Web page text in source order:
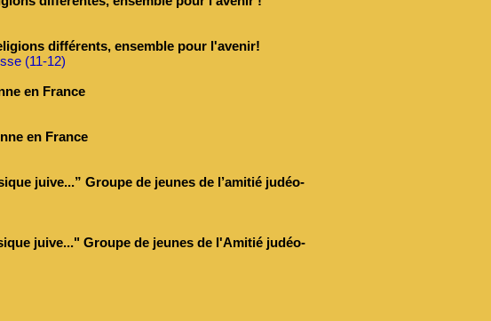
différents, ensemble pour l'avenir!
(11-12)
en France
en France
juive...” Groupe de jeunes de l’amitié judéo-
juive..." Groupe de jeunes de l'Amitié judéo-